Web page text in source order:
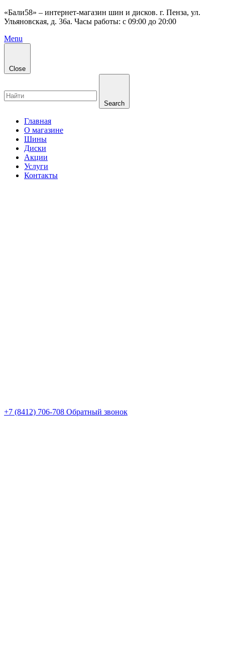
«Бали58» – интернет-магазин шин и дисков. г. Пенза, ул.
Ульяновская, д. 36а. Часы работы: с 09:00 до 20:00
Menu
Close
Search
Главная
О магазине
Шины
Диски
Акции
Услуги
Контакты
+7 (8412) 706-708 Обратный звонок